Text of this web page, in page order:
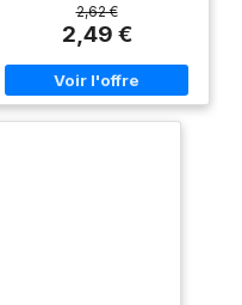
broche ou au four.
2,62 €
2,49 €